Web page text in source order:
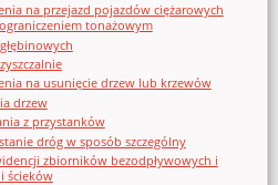
na przejazd pojazdów ciężarowych
tonażowym
na usunięcie drzew lub krzewów
drzew
z przystanków
dróg w sposób szczególny
zbiorników bezodpływowych i
ścieków